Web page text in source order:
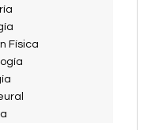
Física